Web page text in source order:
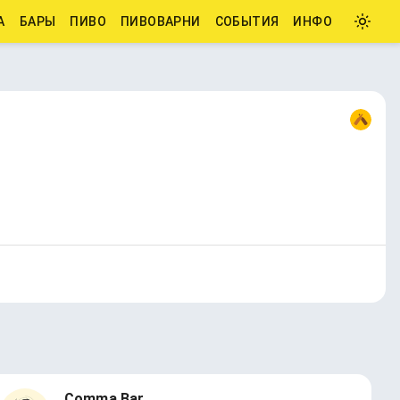
БАРЫ ПИВО ПИВОВАРНИ СОБЫТИЯ ИНФО